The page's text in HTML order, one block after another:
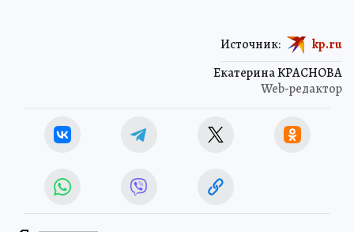
Екатерина КРАСНОВА
Web-редактор
Источник: kp.ru